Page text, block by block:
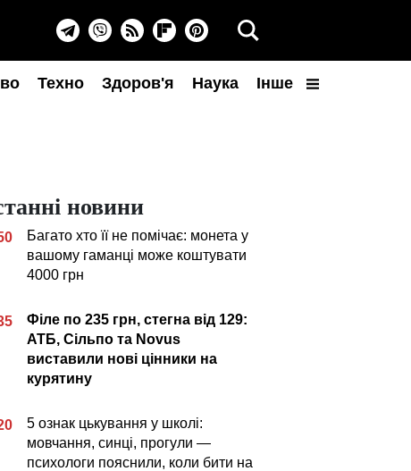
Техно Здоров'я Наука Інше
новини
Багато хто її не помічає: монета у
вашому гаманці може коштувати
4000 грн
Філе по 235 грн, стегна від 129:
АТБ, Сільпо та Novus
виставили нові цінники на
курятину
5 ознак цькування у школі:
мовчання, синці, прогули —
психологи пояснили, коли бити на